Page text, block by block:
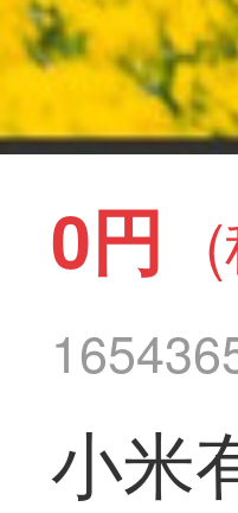
0円
小米